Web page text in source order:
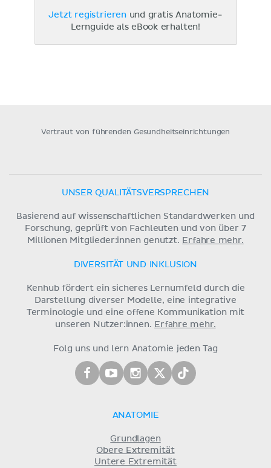
Jetzt registrieren und gratis Anatomie-
Lernguide als eBook erhalten!
Vertraut von führenden Gesundheitseinrichtungen
UNSER QUALITÄTSVERSPRECHEN
Basierend auf wissenschaftlichen Standardwerken und
Forschung, geprüft von Fachleuten und von über 7
Millionen Mitglieder:innen genutzt. Erfahre mehr.
DIVERSITÄT UND INKLUSION
Kenhub fördert ein sicheres Lernumfeld durch die
Darstellung diverser Modelle, eine integrative
Terminologie und eine offene Kommunikation mit
unseren Nutzer:innen. Erfahre mehr.
Folg uns und lern Anatomie jeden Tag
ANATOMIE
Grundlagen
Obere Extremität
Untere Extremität